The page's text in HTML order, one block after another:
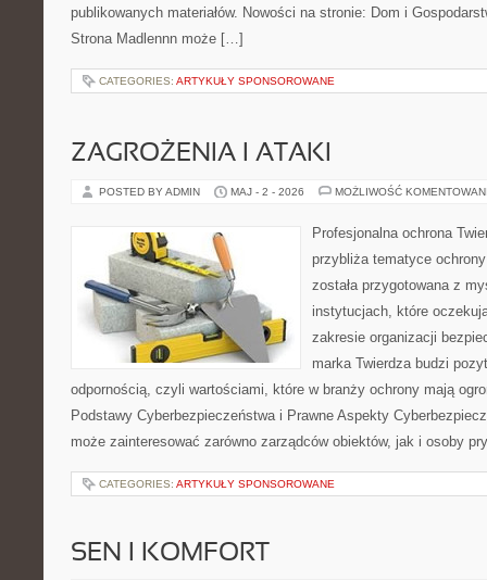
publikowanych materiałów. Nowości na stronie: Dom i
Strona Madlennn może […]
CATEGORIES: ARTYKUŁY SPONSOROWANE
ZAGROŻENIA I ATAKI
POSTED BY ADMIN MAJ - 2 - 2026 MOŻLIWOŚĆ
Profesjonalna ochrona
przybliża tematyce
została przygotowana z
instytucjach, które
zakresie organizacji
marka Twierdza budzi
odpornością, czyli wartościami, które w branży ochrony mają
Podstawy Cyberbezpieczeństwa i Prawne Aspekty
może zainteresować zarówno zarządców obiektów, jak i osoby
CATEGORIES: ARTYKUŁY SPONSOROWANE
SEN I KOMFORT